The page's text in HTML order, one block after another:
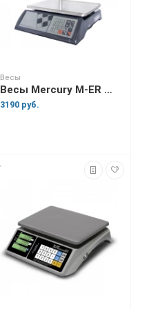
Весы
Весы Mercury M-ER 327 ACPX "Ceed"
3190 руб.